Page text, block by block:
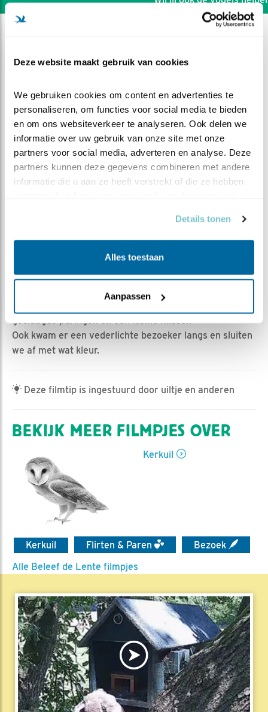
Deze website maakt gebruik van cookies
We gebruiken cookies om content en advertenties te
personaliseren, om functies voor social media te bieden
en om ons websiteverkeer te analyseren. Ook delen we
informatie over uw gebruik van onze site met onze
partners voor social media, adverteren en analyse. Deze
partners kunnen deze gegevens combineren met andere
informatie die u aan ze heeft verstrekt of die ze hebben
Details tonen
Alles toestaan
Aanpassen
Steeds beter
Vind ik leuk| Bewaar dit filmpje|
523x
Man uil lijkt het eindelijk door te hebben, vannacht twee
geslaagde paringen en een kleine misser.
Ook kwam er een vederlichte bezoeker langs en sluiten
we af met wat kleur.
Deze filmtip is ingestuurd door uiltje en anderen
BEKIJK MEER FILMPJES OVER
Kerkuil
Kerkuil Flirten & Paren
Bezoek
Alle Beleef de Lente filmpjes